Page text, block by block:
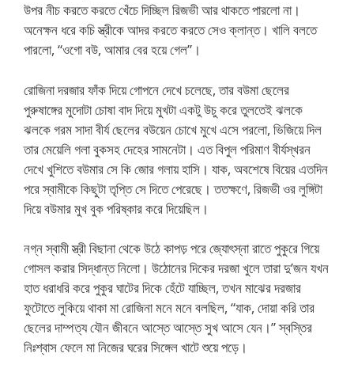
উপর নীচ করতে করতে খেঁচে দিচ্ছিল রিজভী আর থাকতে পারলো না।
অনেক্ষন ধরে কচি স্ত্রীকে আদর করতে করতে সেও ক্লান্ত। খালি বলতে
পারলো, “ওগো বউ, আমার বের হয়ে গেল”।
রোজিনা দরজার ফাঁক দিয়ে গোপনে দেখে চলেছে, তার বউমা ছেলের
পুরুষাঙ্গের মুদোটা চোষা বাদ দিয়ে মুখটা একটু উচু করে তুলতেই ঝলকে
ঝলকে গরম সাদা বীর্য ছেলের বউয়েন চোখে মুখে এসে পরলো, ভিজিয়ে দিল
তার মেয়েলি গলা বুকসহ দেহের সামনেটা। এত বিপুল পরিমাণ বীর্যস্খরন
দেখে খুশিতে বউমার সে কি জোর গলায় হাসি। যাক, অবশেষে বিয়ের এতদিন
পরে স্বামীকে কিছুটা তৃপ্তি সে দিতে পেরেছে। ততক্ষণে, রিজভী ওর লুঙ্গিটা
দিয়ে বউমার মুখ বুক পরিষ্কার করে দিয়েছিল।
নগ্ন স্বামী স্ত্রী বিছানা থেকে উঠে কাপড় পরে জ্যোৎস্না রাতে পুকুরে গিয়ে
গোসল করার সিদ্ধান্ত নিলো। উঠোনের দিকের দরজা খুলে তারা দু’জন যখন
হাত ধরাধরি করে পুকুর ঘাটের দিকে হেঁটে যাচ্ছিল, তখন মাঝের দরজার
ফুটোতে লুকিয়ে থাকা মা রোজিনা মনে মনে বলছিল, “যাক, দোয়া করি তার
ছেলের দাম্পত্য যৌন জীবনে আস্তে আস্তে সুখ আসে যেন।” স্বস্তির
নিঃশ্বাস ফেলে মা নিজের ঘরের সিঙ্গেল খাটে শুয়ে পড়ে।